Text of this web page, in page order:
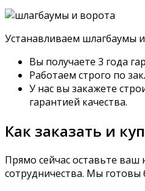
Устанавливаем шлагбаумы
Вы получаете 3 года
Работаем строго по
У нас вы закажете
гарантией качества.
Как заказать и
Прямо сейчас оставьте
сотрудничества. Мы готовы